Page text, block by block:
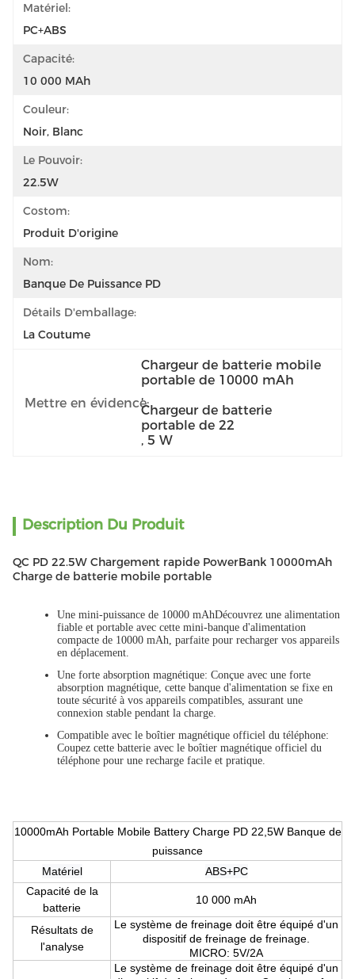
Matériel:
PC+ABS
Capacité:
10 000 MAh
Couleur:
Noir, Blanc
Le Pouvoir:
22.5W
Costom:
Produit D'origine
Nom:
Banque De Puissance PD
Détails D'emballage:
La Coutume
Mettre en évidence:
Chargeur de batterie mobile
portable de 10000 mAh
,
Chargeur de batterie
portable de 22
, 5 W
Description Du Produit
QC PD 22.5W Chargement rapide PowerBank 10000mAh
Charge de batterie mobile portable
Une mini-puissance de 10000 mAhDécouvrez une alimentation
fiable et portable avec cette mini-banque d'alimentation
compacte de 10000 mAh, parfaite pour recharger vos appareils
en déplacement.
Une forte absorption magnétique: Conçue avec une forte
absorption magnétique, cette banque d'alimentation se fixe en
toute sécurité à vos appareils compatibles, assurant une
connexion stable pendant la charge.
Compatible avec le boîtier magnétique officiel du téléphone:
Coupez cette batterie avec le boîtier magnétique officiel du
téléphone pour une recharge facile et pratique.
10000mAh Portable Mobile Battery Charge PD 22,5W Banque de
puissance
Matériel
ABS+PC
Capacité de la
batterie
10 000 mAh
Résultats de
l'analyse
Le système de freinage doit être équipé d'un
dispositif de freinage de freinage.
MICRO: 5V/2A
Le système de freinage doit être équipé d'un